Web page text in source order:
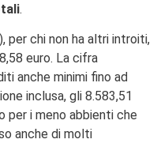
.
per chi non ha altri introiti,
euro. La cifra
anche minimi fino ad
inclusa, gli 8.583,51
per i meno abbienti che
anche di molti